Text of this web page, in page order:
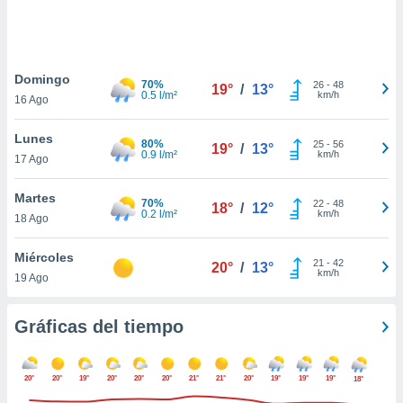
únicos
similares
como
sitio
de
posible
en
a lo que
Para
su
Domingo
16 Ago
70%
0.5 l/m²
19° / 13° 26- 48
km/h
Lunes
17 Ago
80%
0.9 l/m²
19° / 13° 25- 56
km/h
Martes
18 Ago
70%
0.2 l/m²
18° / 12° 22- 48
km/h
Miércoles
19 Ago
20° / 13° 21 - 42
km/h
Gráficas del tiempo
20° 20° 19° 20° 20° 20° 21° 21° 20° 19° 19° 19° 18°